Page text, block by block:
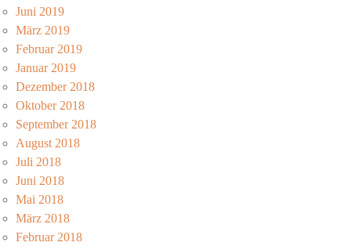
Juni 2019
März 2019
Februar 2019
Januar 2019
Dezember 2018
Oktober 2018
September 2018
August 2018
Juli 2018
Juni 2018
Mai 2018
März 2018
Februar 2018